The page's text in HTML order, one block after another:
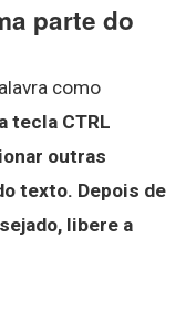
parte do
como
tecla CTRL
outras
texto. Depois de
libere a